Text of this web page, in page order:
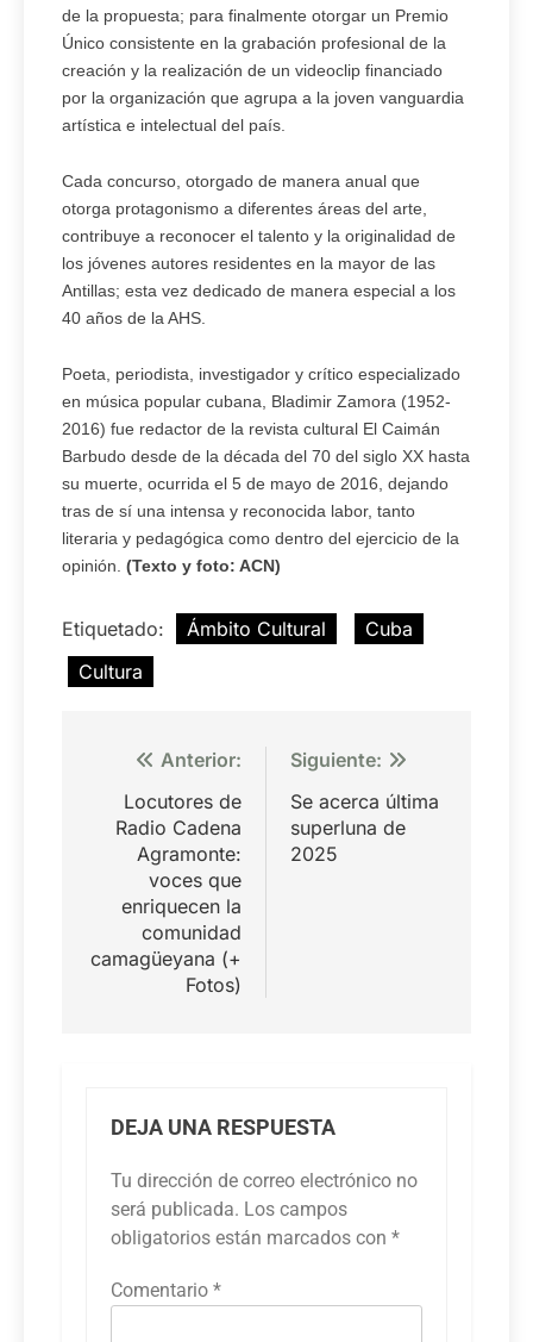
de la propuesta; para finalmente otorgar un Premio
Único consistente en la grabación profesional de la
creación y la realización de un videoclip financiado
por la organización que agrupa a la joven vanguardia
artística e intelectual del país.
Cada concurso, otorgado de manera anual que
otorga protagonismo a diferentes áreas del arte,
contribuye a reconocer el talento y la originalidad de
los jóvenes autores residentes en la mayor de las
Antillas; esta vez dedicado de manera especial a los
40 años de la AHS.
Poeta, periodista, investigador y crítico especializado
en música popular cubana, Bladimir Zamora (1952-
2016) fue redactor de la revista cultural El Caimán
Barbudo desde de la década del 70 del siglo XX hasta
su muerte, ocurrida el 5 de mayo de 2016, dejando
tras de sí una intensa y reconocida labor, tanto
literaria y pedagógica como dentro del ejercicio de la
opinión. (Texto y foto: ACN)
Etiquetado: Ámbito Cultural
Cuba
Cultura
Navegación
entradas
Anterior:
Locutores de
Radio Cadena
Agramonte:
voces que
enriquecen la
comunidad
camagüeyana (+
Fotos)
Siguiente:
Se acerca última
superluna de
2025
DEJA UNA RESPUESTA
Tu dirección de correo electrónico no
será publicada. Los campos
obligatorios están marcados con *
Comentario *